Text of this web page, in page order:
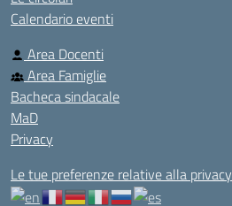
Calendario eventi
Area Docenti
Area Famiglie
Bacheca sindacale
MaD
Privacy
Le tue preferenze relative alla privacy